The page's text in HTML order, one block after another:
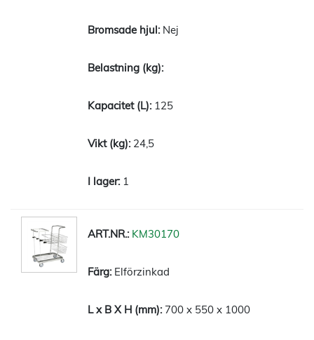
Nej
125
24,5
1
KM30170
Elförzinkad
700 x 550 x 1000